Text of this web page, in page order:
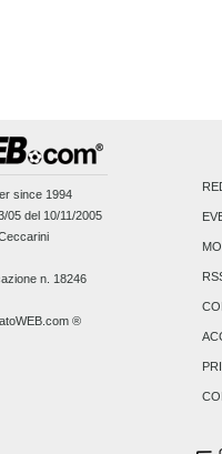
since 1994
05 del 10/11/2005
n. 18246
®